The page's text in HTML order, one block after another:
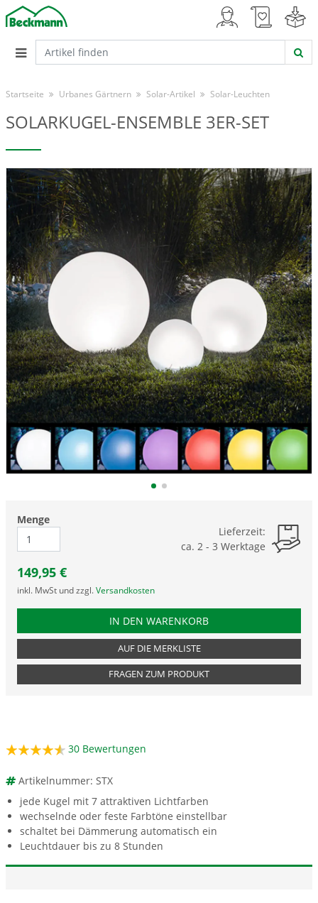
Startseite Urbanes Gärtnern Solar-Artikel Solar-Leuchten
SOLARKUGEL-ENSEMBLE 3ER-SET
Menge
Lieferzeit:
ca. 2 - 3 Werktage
149,95 €
inkl. MwSt und zzgl. Versandkosten
PRODUKTNUMMER STX
IN DEN WARENKORB
AUF DIE MERKLISTE
FRAGEN ZUM PRODUKT
30 Bewertungen
Artikelnummer: STX
jede Kugel mit 7 attraktiven Lichtfarben
wechselnde oder feste Farbtöne einstellbar
schaltet bei Dämmerung automatisch ein
Leuchtdauer bis zu 8 Stunden